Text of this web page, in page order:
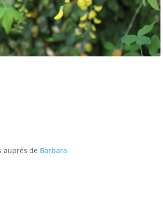
auprès de Barbara